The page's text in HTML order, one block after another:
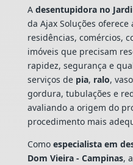
A desentupidora no
da Ajax Soluções
residências, comércios,
imóveis que precisam
rapidez, segurança e
serviços de pia, ralo,
gordura, tubulações e
avaliando a origem do
procedimento mais
Como especialista em
Dom Vieira - Campinas,